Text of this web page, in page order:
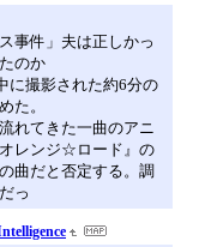
事件」夫は正しかっ
のか
に撮影された約6分の
た。
れてきた一曲のアニ
レンジ☆ロード』の
曲だと否定する。調
っ